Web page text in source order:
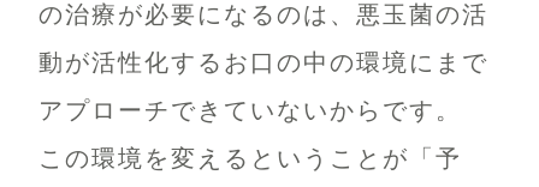
の治療が必要になるのは、悪玉菌の活
動が活性化するお口の中の環境にまで
アプローチできていないからです。
この環境を変えるということが「予